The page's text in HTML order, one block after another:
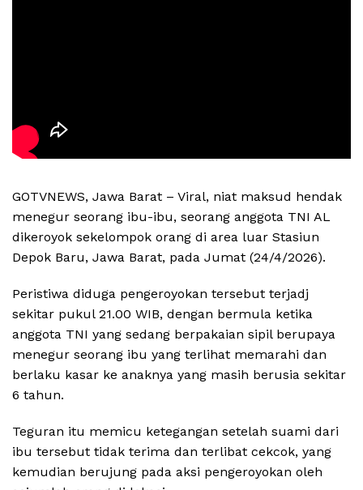
GOTVNEWS, Jawa Barat – Viral, niat maksud hendak
menegur seorang ibu-ibu, seorang anggota TNI AL
dikeroyok sekelompok orang di area luar Stasiun
Depok Baru, Jawa Barat, pada Jumat (24/4/2026).
Peristiwa diduga pengeroyokan tersebut terjadj
sekitar pukul 21.00 WIB, dengan bermula ketika
anggota TNI yang sedang berpakaian sipil berupaya
menegur seorang ibu yang terlihat memarahi dan
berlaku kasar ke anaknya yang masih berusia sekitar
6 tahun.
Teguran itu memicu ketegangan setelah suami dari
ibu tersebut tidak terima dan terlibat cekcok, yang
kemudian berujung pada aksi pengeroyokan oleh